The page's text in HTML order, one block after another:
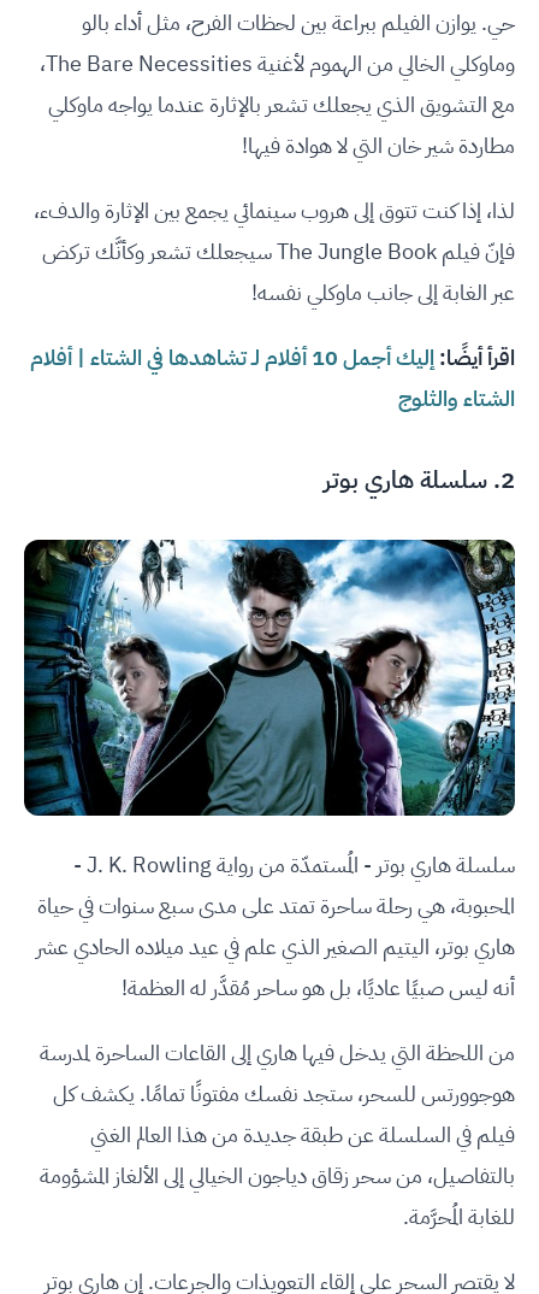
حي. يوازن الفيلم ببراعة بين لحظات الفرح، مثل أداء بالو
وماوكلي الخالي من الهموم لأغنية The Bare Necessities،
مع التشويق الذي يجعلك تشعر بالإثارة عندما يواجه ماوكلي
مطاردة شير خان التي لا هوادة فيها!
لذا، إذا كنت تتوق إلى هروب سينمائي يجمع بين الإثارة والدفء،
فإنّ فيلم The Jungle Book سيجعلك تشعر وكأنَّك تركض
عبر الغابة إلى جانب ماوكلي نفسه!
اقرأ أيضًا:
إليك أجمل 10 أفلام لـ تشاهدها في الشتاء | أفلام
الشتاء والثلوج
2. سلسلة هاري بوتر
سلسلة هاري بوتر - المُستمدّة من رواية J. K. Rowling -
المحبوبة، هي رحلة ساحرة تمتد على مدى سبع سنوات في حياة
هاري بوتر، اليتيم الصغير الذي علم في عيد ميلاده الحادي عشر
أنه ليس صبيًا عاديًا، بل هو ساحر مُقدَّر له العظمة!
من اللحظة التي يدخل فيها هاري إلى القاعات الساحرة لمدرسة
هوجوورتس للسحر، ستجد نفسك مفتونًا تمامًا. يكشف كل
فيلم في السلسلة عن طبقة جديدة من هذا العالم الغني
بالتفاصيل، من سحر زقاق دياجون الخيالي إلى الألغاز المشؤومة
للغابة المُحرَّمة.
لا يقتصر السحر على إلقاء التعويذات والجرعات. إن هاري بوتر